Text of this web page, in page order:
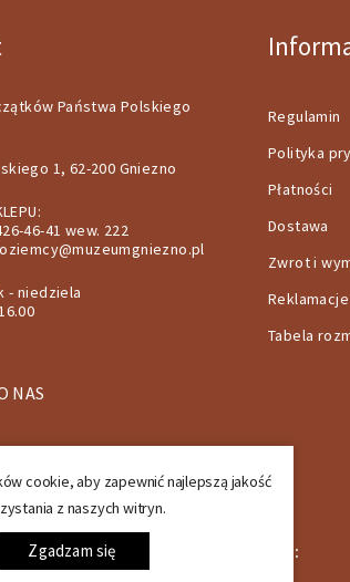
Państwa Polskiego
1, 62-200 Gniezno
46-41 wew. 222
- niedziela
NAS
Regulamin
Polityka
Płatności
Dostawa
Zwrot i
Reklamacje
Tabela
cookie, aby zapewnić najlepszą jakość
z naszych witryn.
Zgadzam się SPOSOBY PŁATNOŚCI: